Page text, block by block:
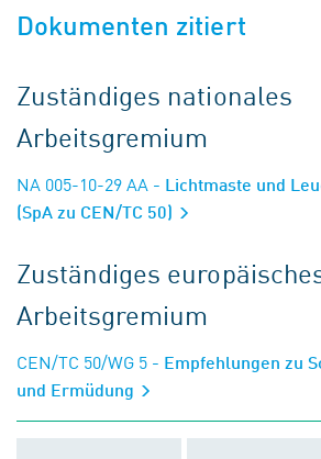
Dokumenten zitiert
Zuständiges nationales
Arbeitsgremium
NA 005-10-29 AA - Lichtmaste und
(SpA zu CEN/TC 50)
Zuständiges
Arbeitsgremium
CEN/TC 50/WG 5 - Empfehlungen zu
und Ermüdung